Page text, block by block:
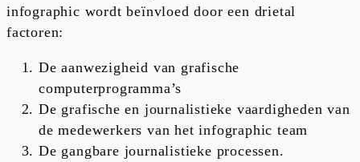
infographic wordt beïnvloed door een drietal
factoren:
De aanwezigheid van grafische
computerprogramma’s
De grafische en journalistieke vaardigheden van
de medewerkers van het infographic team
De gangbare journalistieke processen.